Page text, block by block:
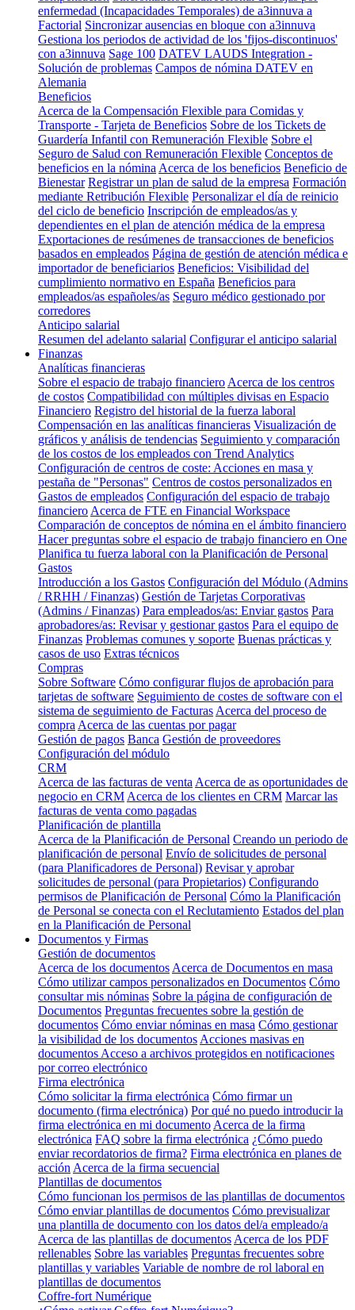
enfermedad (Incapacidades Temporales) de a3innuva a
Factorial Sincronizar ausencias en bloque con a3innuva
Gestiona los periodos de actividad de los 'fijos-discontinuos'
con a3innuva Sage 100 DATEV LAUDS Integration -
Solución de problemas Campos de nómina DATEV en
Alemania
Beneficios
Acerca de la Compensación Flexible para Comidas y
Transporte - Tarjeta de Beneficios Sobre de los Tickets de
Guardería Infantil con Remuneración Flexible Sobre el
Seguro de Salud con Remuneración Flexible Conceptos de
beneficios en la nómina Acerca de los beneficios Beneficio de
Bienestar Registrar un plan de salud de la empresa Formación
mediante Retribución Flexible Personalizar el día de reinicio
del ciclo de beneficio Inscripción de empleados/as y
dependientes en el plan de atención médica de la empresa
Exportaciones de resúmenes de transacciones de beneficios
basados en empleados Página de gestión de atención médica e
importador de beneficiarios Beneficios: Visibilidad del
cumplimiento normativo en España Beneficios para
empleados/as españoles/as Seguro médico gestionado por
corredores
Anticipo salarial
Resumen del adelanto salarial Configurar el anticipo salarial
Finanzas
Analíticas financieras
Sobre el espacio de trabajo financiero Acerca de los centros
de costos Compatibilidad con múltiples divisas en Espacio
Financiero Registro del historial de la fuerza laboral
Compensación en las analíticas financieras Visualización de
gráficos y análisis de tendencias Seguimiento y comparación
de los costos de los empleados con Trend Analytics
Configuración de centros de coste: Acciones en masa y
pestaña de "Personas" Centros de costos personalizados en
Gastos de empleados Configuración del espacio de trabajo
financiero Acerca de FTE en Financial Workspace
Comparación de conceptos de nómina en el ámbito financiero
Hacer preguntas sobre el espacio de trabajo financiero en One
Planifica tu fuerza laboral con la Planificación de Personal
Gastos
Introducción a los Gastos Configuración del Módulo (Admins
/ RRHH / Finanzas) Gestión de Tarjetas Corporativas
(Admins / Finanzas) Para empleados/as: Enviar gastos Para
aprobadores/as: Revisar y gestionar gastos Para el equipo de
Finanzas Problemas comunes y soporte Buenas prácticas y
casos de uso Extras técnicos
Compras
Sobre Software Cómo configurar flujos de aprobación para
tarjetas de software Seguimiento de costes de software con el
sistema de seguimiento de Facturas Acerca del proceso de
compra Acerca de las cuentas por pagar
Gestión de pagos Banca Gestión de proveedores
Configuración del módulo
CRM
Acerca de las facturas de venta Acerca de as oportunidades de
negocio en CRM Acerca de los clientes en CRM Marcar las
facturas de venta como pagadas
Planificación de plantilla
Acerca de la Planificación de Personal Creando un periodo de
planificación de personal Envío de solicitudes de personal
(para Planificadores de Personal) Revisar y aprobar
solicitudes de personal (para Propietarios) Configurando
permisos de Planificación de Personal Cómo la Planificación
de Personal se conecta con el Reclutamiento Estados del plan
en la Planificación de Personal
Documentos y Firmas
Gestión de documentos
Acerca de los documentos Acerca de Documentos en masa
Cómo utilizar campos personalizados en Documentos Cómo
consultar mis nóminas Sobre la página de configuración de
Documentos Preguntas frecuentes sobre la gestión de
documentos Cómo enviar nóminas en masa Cómo gestionar
la visibilidad de los documentos Acciones masivas en
documentos Acceso a archivos protegidos en notificaciones
por correo electrónico
Firma electrónica
Cómo solicitar la firma electrónica Cómo firmar un
documento (firma electrónica) Por qué no puedo introducir la
firma electrónica en mi documento Acerca de la firma
electrónica FAQ sobre la firma electrónica ¿Cómo puedo
enviar recordatorios de firma? Firma electrónica en planes de
acción Acerca de la firma secuencial
Plantillas de documentos
Cómo funcionan los permisos de las plantillas de documentos
Cómo enviar plantillas de documentos Cómo previsualizar
una plantilla de documento con los datos del/a empleado/a
Acerca de las plantillas de documentos Acerca de los PDF
rellenables Sobre las variables Preguntas frecuentes sobre
plantillas y variables Variable de nombre de rol laboral en
plantillas de documentos
Coffre-fort Numérique